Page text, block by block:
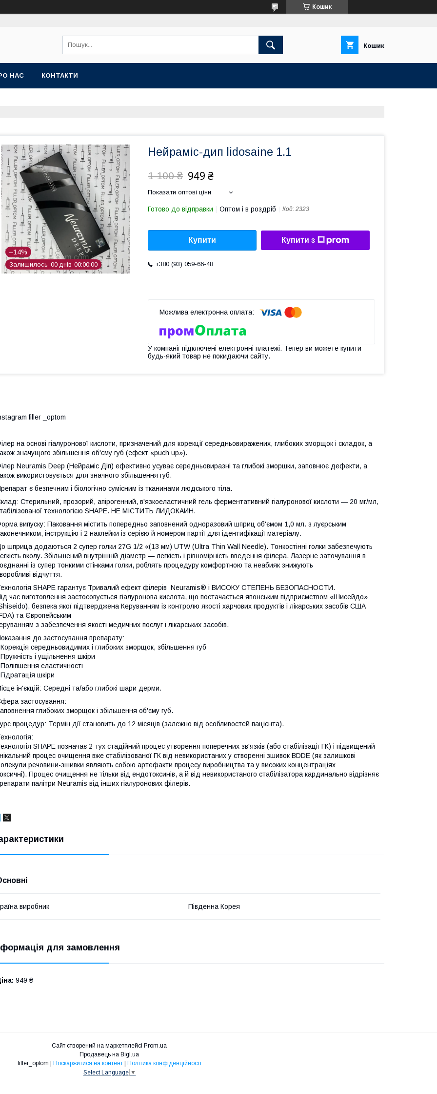
Кошик
Кошик
НАС КОНТАКТИ
–14%
Залишилось 00 днів 00 00 00
Нейраміс-дип lidosaine 1.1
1 100 ₴ 949 ₴
Показати оптові ціни
Готово до відправки Оптом і в роздріб Код: 2323
Купити Купити з
+380 (93) 059-66-48
У компанії підключені електронні платежі. Тепер ви можете купити
будь-який товар не покидаючи сайту.
filler _optom
на основі гіалуронової кислоти, призначений для корекції середньовиражених, глибоких зморщок і складок, а
значущого збільшення об'єму губ (ефект «puch up»).
Neuramis Deep (Нейраміс Діп) ефективно усуває середньовиразні та глибокі зморшки, заповнює дефекти, а
використовується для значного збільшення губ.
є безпечним і біологічно сумісним із тканинами людського тіла.
: Стерильний, прозорий, апірогенний, в'язкоеластичний гель ферментативний гіалуронової кислоти — 20 мг/мл,
технологією SHAPE. НЕ МІСТИТЬ ЛИДОКАИН.
випуску: Паковання містить попередньо заповнений одноразовий шприц об'ємом 1,0 мл. з луєрським
інструкцію і 2 наклейки із серією й номером партії для ідентифікації матеріалу.
шприца додаються 2 супер голки 27G 1/2 «(13 мм) UTW (Ultra Thin Wall Needle). Тонкостінні голки забезпечують
вколу. Збільшений внутрішній діаметр — легкість і рівномірність введення філера. Лазерне заточування в
із супер тонкими стінками голки, роблять процедуру комфортною та неабияк знижують
відчуття.
SHAPE гарантує Тривалий ефект філерів Neuramis® і ВИСОКУ СТЕПЕНЬ БЕЗОПАСНОСТИ.
час виготовлення застосовується гіалуронова кислота, що постачається японським підприємством «Шисейдо»
безпека якої підтверджена Керуванням із контролю якості харчових продуктів і лікарських засобів США
та Європейським
з забезпечення якості медичних послуг і лікарських засобів.
до застосування препарату:
Корекція середньовидимих і глибоких зморщок, збільшення губ
Пружність і ущільнення шкіри
Поліпшення еластичності
Гідратація шкіри
ін'єкцій: Середні та/або глибокі шари дерми.
застосування:
глибоких зморщок і збільшення об'єму губ.
процедур: Термін дії становить до 12 місяців (залежно від особливостей пацієнта).
:
SHAPE позначає 2-тух стадійний процес утворення поперечних зв'язків (або стабілізації ГК) і підвищений
процес очищення вже стабілізованої ГК від невикористаних у створенні зшивок BDDE (як залишкові
речовини-зшивки являють собою артефакти процесу виробництва та у високих концентраціях
Процес очищення не тільки від ендотоксинів, а й від невикористаного стабілізатора кардинально відрізняє
палітри Neuramis від інших гіалуронових філерів.
виробник Південна Корея
для замовлення
949 ₴
Сайт створений на маркетплейсі Prom.ua
Продавець на Bigl.ua
Поскаржитися на контент
Політика конфіденційності
Select Language ▼